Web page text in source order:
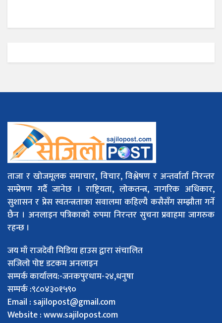
ताजा र खोजमूलक समाचार, विचार, विश्लेषण र अन्तर्वार्ता निरन्तर
सम्प्रेषण गर्दै जानेछ । राष्ट्रियता, लोकतन्त्र, नागरिक अधिकार,
सुशासन र प्रेस स्वतन्त्रताका सवालमा कहिल्यै कसैसँग सम्झौता गर्ने
छैन । अनलाइन पत्रिकाको रुपमा निरन्तर सुचना प्रवाहमा जागरुक
रहन्छ ।
जय माँ राजदेवी मिडिया हाउस द्वारा संचालित
सजिलो पोष्ट डटकम अनलाइन
सम्पर्क कार्यालय:-जनकपुरधाम-२४,धनुषा
सम्पर्क :९८०४३०१५९०
Email : sajilopost@gmail.com
Website : www.sajilopost.com